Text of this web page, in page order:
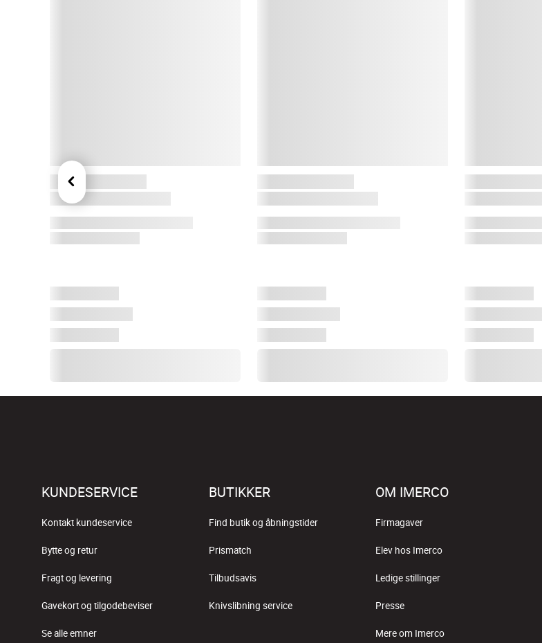
KUNDESERVICE
Kontakt kundeservice
Bytte og retur
Fragt og levering
Gavekort og tilgodebeviser
Se alle emner
BUTIKKER
Find butik og åbningstider
Prismatch
Tilbudsavis
Knivslibning service
OM IMERCO
Firmagaver
Elev hos Imerco
Ledige stillinger
Presse
Mere om Imerco